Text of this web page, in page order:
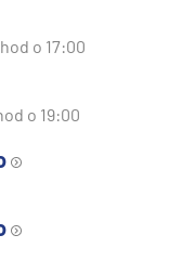
o 17:00
o 19:00